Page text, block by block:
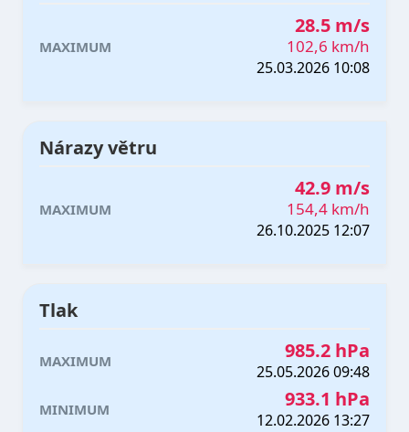
MAXIMUM
28.5 m/s
102,6 km/h
25.03.2026 10:08
Nárazy větru
MAXIMUM
42.9 m/s
154,4 km/h
26.10.2025 12:07
Tlak
MAXIMUM 985.2 hPa
25.05.2026 09:48
MINIMUM 933.1 hPa
12.02.2026 13:27